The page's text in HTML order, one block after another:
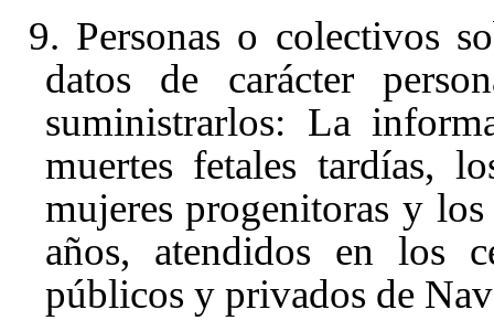
9. Personas o colectivos
datos de carácter
suministrarlos: La
muertes fetales tardías,
mujeres progenitoras y
años, atendidos en los
públicos y privados de